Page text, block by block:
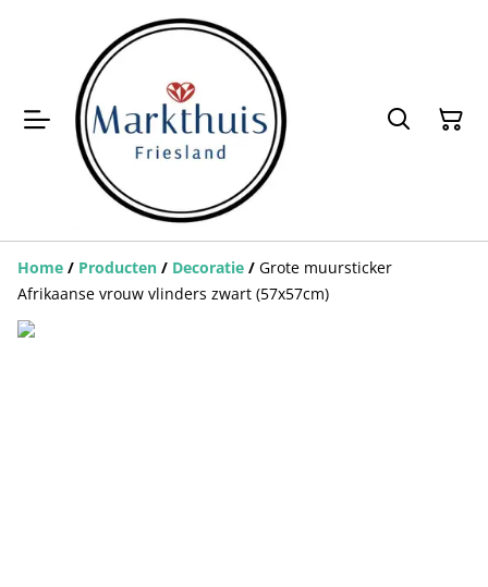
Home / Producten / Decoratie / Grote muursticker
Afrikaanse vrouw vlinders zwart (57x57cm)